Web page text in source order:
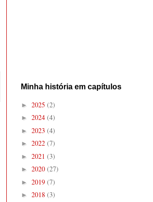
Minha história em capítulos
► 2025 (2)
► 2024 (4)
► 2023 (4)
► 2022 (7)
► 2021 (3)
► 2020 (27)
► 2019 (7)
► 2018 (3)